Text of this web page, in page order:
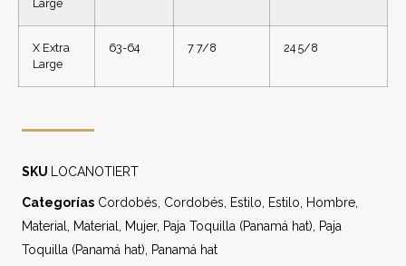
Large
X Extra
Large
63-64 7 7/8 24 5/8
SKU LOCANOTIERT
Categorías Cordobés Cordobés Estilo Estilo Hombre
Material
Material Mujer, Paja Toquilla (Panamá hat)
Paja
Toquilla (Panamá hat)
Panamá hat